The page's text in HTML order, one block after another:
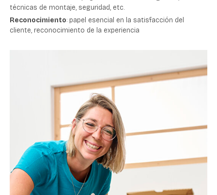
técnicas de montaje, seguridad, etc.
Reconocimiento: papel esencial en la satisfacción del
cliente, reconocimiento de la experiencia